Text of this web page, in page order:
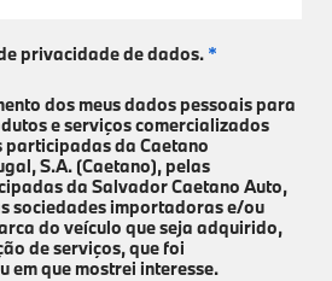
privacidade de dados. *
dos meus dados pessoais para
e serviços comercializados
participadas da Caetano
S.A. (Caetano), pelas
da Salvador Caetano Auto,
sociedades importadoras e/ou
do veículo que seja adquirido,
de serviços, que foi
em que mostrei interesse.